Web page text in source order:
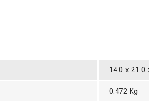
14.0 x 21.0
0.472 Kg